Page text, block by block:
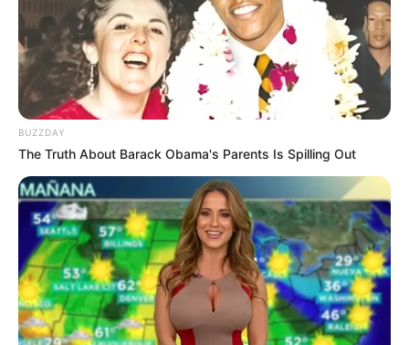
saat memakai wig.
TAGS ANJING WIG
BUZZDAY
The Truth About Barack Obama's Parents Is Spilling Out